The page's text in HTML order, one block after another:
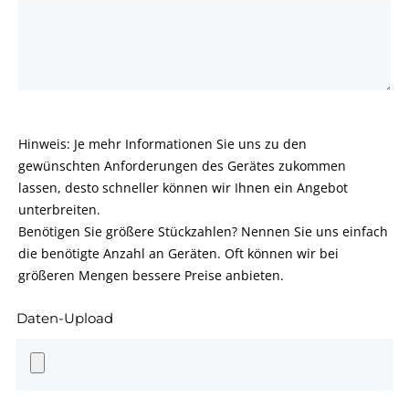
Hinweis: Je mehr Informationen Sie uns zu den
gewünschten Anforderungen des Gerätes zukommen
lassen, desto schneller können wir Ihnen ein Angebot
unterbreiten.
Benötigen Sie größere Stückzahlen? Nennen Sie uns einfach
die benötigte Anzahl an Geräten. Oft können wir bei
größeren Mengen bessere Preise anbieten.
Daten-Upload